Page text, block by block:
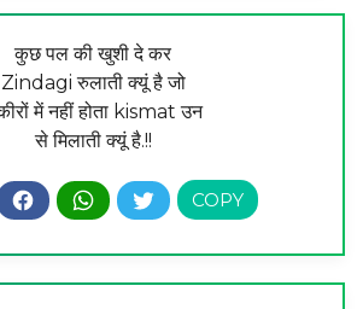
कुछ पल की खुशी दे कर
Zindagi रुलाती क्यूं है जो
में नहीं होता kismat उन
से मिलाती क्यूं है.!!